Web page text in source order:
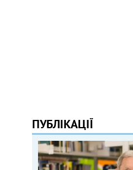
ПУБЛІКАЦІЇ